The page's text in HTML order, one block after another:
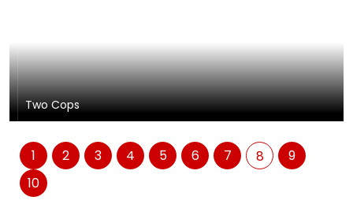
Two Cops
1 2 3 4 5 6 7 8
9
10